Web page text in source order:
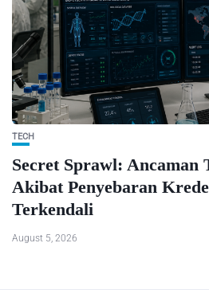
TECH
Secret Sprawl: Ancaman
Akibat Penyebaran
Terkendali
August 5, 2026